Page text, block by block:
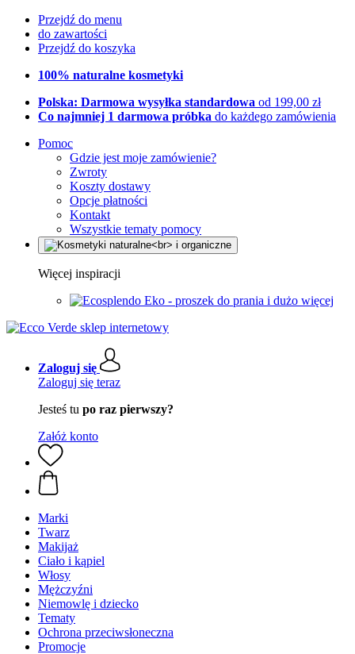
Przejdź do menu
do zawartości
Przejdź do koszyka
100% naturalne kosmetyki
Polska: Darmowa wysyłka standardowa od 199,00 zł
Co najmniej 1 darmowa próbka do każdego zamówienia
Pomoc
Gdzie jest moje zamówienie?
Zwroty
Koszty dostawy
Opcje płatności
Kontakt
Wszystkie tematy pomocy
Więcej inspiracji
Eko - proszek do prania i dużo więcej
Zaloguj się
Zaloguj się teraz
Jesteś tu po raz pierwszy?
Załóż konto
Marki
Twarz
Makijaż
Ciało i kąpiel
Włosy
Mężczyźni
Niemowlę i dziecko
Tematy
Ochrona przeciwsłoneczna
Promocje